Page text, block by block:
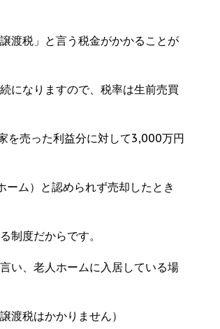
渡税」と言う税金がかかることが
になりますので、税率は生前売買
を売った利益分に対して3,000万円
ム）と認められず売却したとき
制度だからです。
い、老人ホームに入居している場
渡税はかかりません）